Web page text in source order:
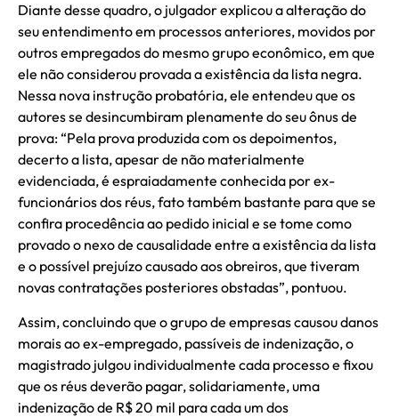
Diante desse quadro, o julgador explicou a alteração do
seu entendimento em processos anteriores, movidos por
outros empregados do mesmo grupo econômico, em que
ele não considerou provada a existência da lista negra.
Nessa nova instrução probatória, ele entendeu que os
autores se desincumbiram plenamente do seu ônus de
prova: “Pela prova produzida com os depoimentos,
decerto a lista, apesar de não materialmente
evidenciada, é espraiadamente conhecida por ex-
funcionários dos réus, fato também bastante para que se
confira procedência ao pedido inicial e se tome como
provado o nexo de causalidade entre a existência da lista
e o possível prejuízo causado aos obreiros, que tiveram
novas contratações posteriores obstadas”, pontuou.
Assim, concluindo que o grupo de empresas causou danos
morais ao ex-empregado, passíveis de indenização, o
magistrado julgou individualmente cada processo e fixou
que os réus deverão pagar, solidariamente, uma
indenização de R$ 20 mil para cada um dos